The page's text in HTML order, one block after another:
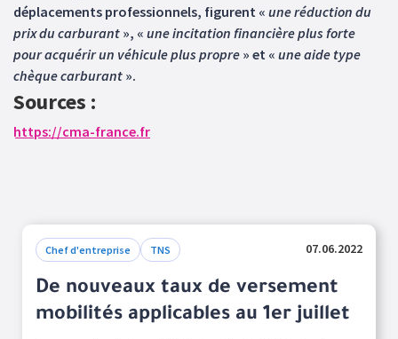
déplacements professionnels, figurent « une réduction du
prix du carburant », « une incitation financière plus forte
pour acquérir un véhicule plus propre » et « une aide type
chèque carburant ».
Sources :
https://cma-france.fr
Chef d'entreprise TNS 07.06.2022
De nouveaux taux de versement
mobilités applicables au 1er juillet